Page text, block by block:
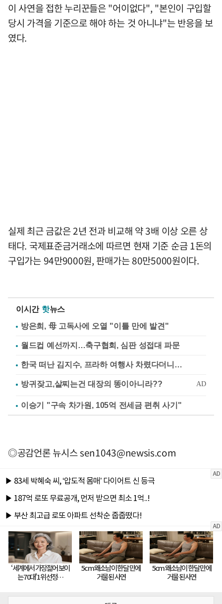
이 사연을 접한 누리꾼들은 "어이없다", "본인이 구입할
당시 가격을 기준으로 해야 하는 것 아니냐"는 반응을 보
였다.
실제 최근 금값은 2년 전과 비교해 약 3배 이상 오른 상
태다. 국제표준금거래소에 따르면 현재 기준 순금 1돈의
구입가는 94만9000원, 판매가는 80만5000원이다.
이시간 핫뉴스
방은희, 母 고독사에 오열 "이틀 만에 발견"
월드컵 예선까지…축구협회, 심판 성접대 파문
한국 떠난 김지수, 프라하 여행사 차렸다더니…
이승기 "구속 차가원, 105억 전세금 편취 사기"
◎공감언론 뉴시스sen1043@newsis.com